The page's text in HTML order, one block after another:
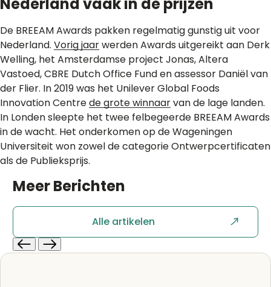
De BREEAM Awards pakken regelmatig gunstig uit voor
Nederland. Vorig jaarwerden Awards uitgereikt aan Derk
Welling, het Amsterdamse project Jonas, Altera
Vastoed, CBRE Dutch Office Fund en assessor Daniël van
der Flier. In 2019 was het Unilever Global Foods
Innovation Centrede grote winnaarvan de lage landen.
In Londen sleepte het twee felbegeerde BREEAM Awards
in de wacht. Het onderkomen op de Wageningen
Universiteit won zowel de categorie Ontwerpcertificaten
als de Publieksprijs.
MeerBerichten
Alle artikelen